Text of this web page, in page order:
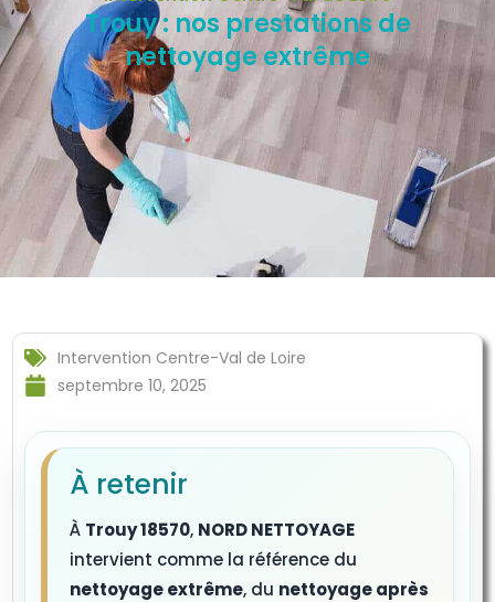
Trouy : nos prestations de
nettoyage extrême
Intervention Centre-Val de Loire
septembre 10, 2025
À retenir
À Trouy 18570, NORD NETTOYAGE
intervient comme la référence du
nettoyage extrême, du nettoyage après